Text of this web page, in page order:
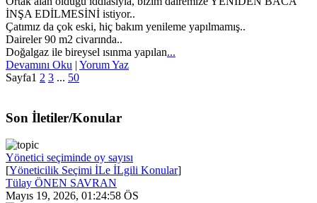
İNŞA EDİLMESİNİ istiyor..
Çatımız da çok eski, hiç bakım yenileme yapılmamış..
Daireler 90 m2 civarında..
Doğalgaz ile bireysel ısınma yapılan...
Devamını Oku | Yorum Yaz
Sayfa1 2 3 ... 50
Son İletiler/Konular
Yönetici seçiminde oy sayısı
[Yöneticilik Seçimi İLe İLgili Konular]
Tülay ÖNEN SAVRAN
Mayıs 19, 2026, 01:24:58 ÖS